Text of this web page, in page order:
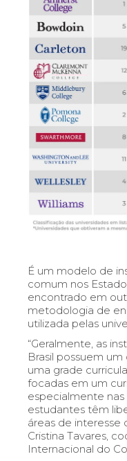
É um modelo de
comum nos
encontrado em
metodologia de
utilizada pelas
“Geralmente, as
Brasil possuem
uma grade
focadas em um
especialmente nas
estudantes têm
áreas de interesse
Cristina Tavares,
Internacional do